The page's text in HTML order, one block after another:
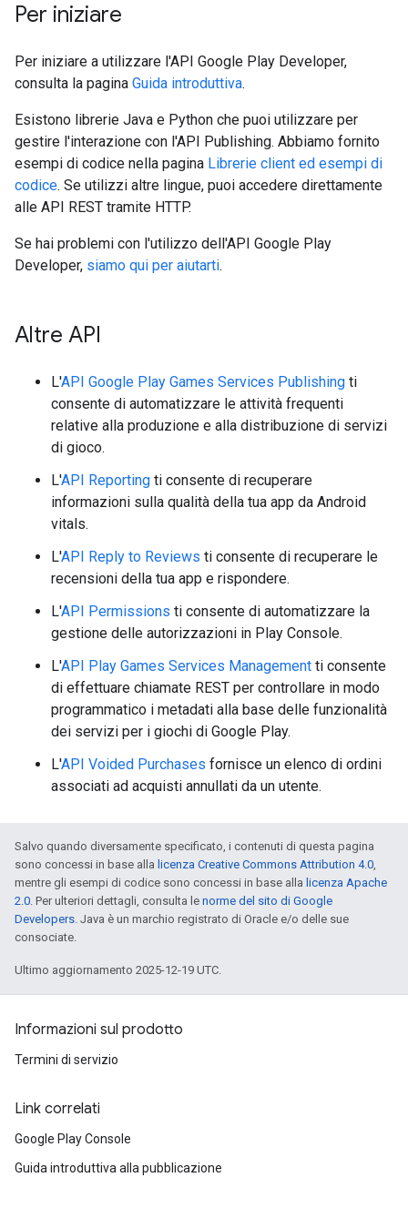
Per iniziare
Per iniziare a utilizzare l'API Google Play Developer,
consulta la pagina Guida introduttiva.
Esistono librerie Java e Python che puoi utilizzare per
gestire l'interazione con l'API Publishing. Abbiamo fornito
esempi di codice nella pagina Librerie client ed esempi di
codice. Se utilizzi altre lingue, puoi accedere direttamente
alle API REST tramite HTTP.
Se hai problemi con l'utilizzo dell'API Google Play
Developer, siamo qui per aiutarti.
Altre API
L'API Google Play Games Services Publishing ti
consente di automatizzare le attività frequenti
relative alla produzione e alla distribuzione di servizi
di gioco.
L'API Reporting ti consente di recuperare
informazioni sulla qualità della tua app da Android
vitals.
L'API Reply to Reviews ti consente di recuperare le
recensioni della tua app e rispondere.
L'API Permissions ti consente di automatizzare la
gestione delle autorizzazioni in Play Console.
L'API Play Games Services Management ti consente
di effettuare chiamate REST per controllare in modo
programmatico i metadati alla base delle funzionalità
dei servizi per i giochi di Google Play.
L'API Voided Purchases fornisce un elenco di ordini
associati ad acquisti annullati da un utente.
Salvo quando diversamente specificato, i contenuti di questa pagina
sono concessi in base alla licenza Creative Commons Attribution 4.0,
mentre gli esempi di codice sono concessi in base alla licenza Apache
2.0. Per ulteriori dettagli, consulta le norme del sito di Google
Developers. Java è un marchio registrato di Oracle e/o delle sue
consociate.
Ultimo aggiornamento 2025-12-19 UTC.
Informazioni sul prodotto
Termini di servizio
Link correlati
Google Play Console
Guida introduttiva alla pubblicazione